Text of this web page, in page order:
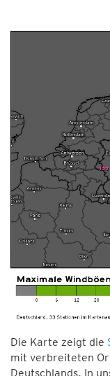
Die Karte zeigt die
mit verbreiteten
Deutschlands. In